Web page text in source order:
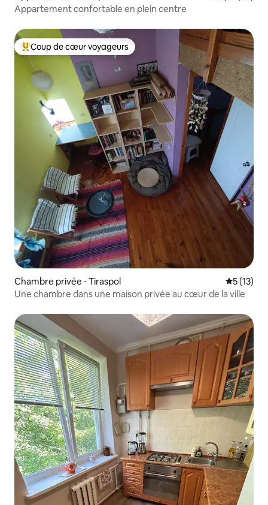
Appartement confortable en plein centre
Coups de cœur voyageurs les plus appréciés
Coup de cœur voyageurs
Chambre privée ⋅ Tiraspol
5 (13)
Une chambre dans une maison privée au cœur de la ville